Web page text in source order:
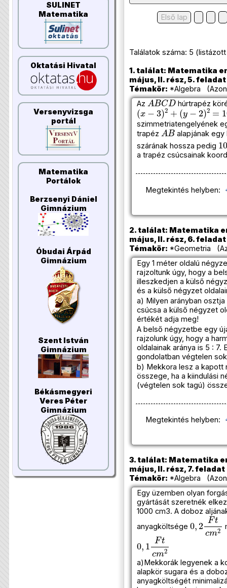
SULINET
Matematika
Oktatási Hivatal
Versenyvizsga
portál
Matematika
Portálok
Berzsenyi Dániel
Gimnázium
Óbudai Árpád
Gimnázium
Szent István
Gimnázium
Békásmegyeri
Veres Péter
Gimnázium
Első lap
Találatok száma: 5
1. találat: Matematika
május, II. rész, 5. feladat
Témakör: *Algebra
Az
ABCD
húrtrapéz
(x−3)2+( y−2)2=100
szimmetriatengelyének
trapéz
AB
alapjának
szárának hossza pedig
10
a trapéz csúcsainak
Megtekintés helyben:
2. találat: Matematika
május, II. rész, 6. feladat
Témakör: *Geometria
Egy 1 méter oldalú
rajzoltunk úgy, hogy a
illeszkedjen a külső
és a külső négyzet
a) Milyen arányban
csúcsa a külső négyzet
értékét adja meg!
A belső négyzetbe egy
rajzolunk úgy, hogy a
oldalainak aránya is 5 : 7.
gondolatban végtelen
b) Mekkora lesz a kapott
összege, ha a kiindulási
(végtelen sok tagú)
Megtekintés helyben:
3. találat: Matematika
május, II. rész, 7. feladat
Témakör: *Algebra
Egy üzemben olyan
gyártását szeretnék
1000 cm3. A doboz
anyagköltsége
0 2 Ftcm
0 1F tcm
a)Mekkorák legyenek a
alapkör sugara és a
anyagköltségét